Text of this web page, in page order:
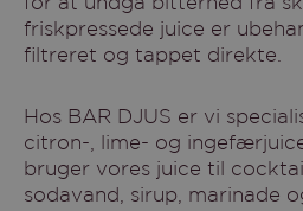
for at undgå bitterhed fra
friskpressede juice er
filtreret og tappet direkte.
Hos BAR DJUS er vi specialiseret i friskpresset
citron-, lime- og
bruger vores juice til
sodavand, sirup, marinade